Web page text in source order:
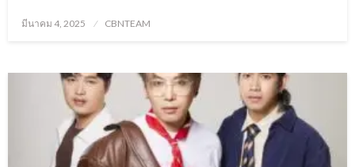
Posted
มีนาคม 4, 2025 CBNTEAM